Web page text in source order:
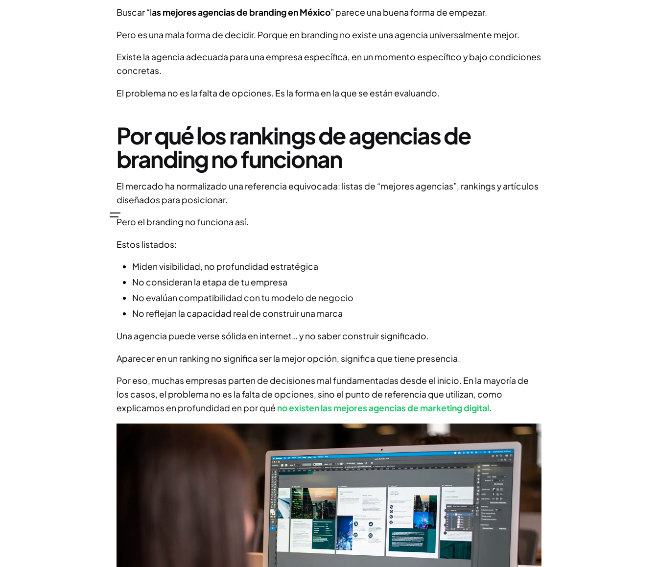
Buscar “las mejores agencias de branding en México” parece una buena forma de empezar.
Pero es una mala forma de decidir. Porque en branding no existe una agencia universalmente mejor.
Existe la agencia adecuada para una empresa específica, en un momento específico y bajo condiciones
concretas.
El problema no es la falta de opciones. Es la forma en la que se están evaluando.
Por qué los rankings de agencias de
branding no funcionan
El mercado ha normalizado una referencia equivocada: listas de “mejores agencias”, rankings y artículos
diseñados para posicionar.
Pero el branding no funciona así.
Estos listados:
Miden visibilidad, no profundidad estratégica
No consideran la etapa de tu empresa
No evalúan compatibilidad con tu modelo de negocio
No reflejan la capacidad real de construir una marca
Una agencia puede verse sólida en internet… y no saber construir significado.
Aparecer en un ranking no significa ser la mejor opción, significa que tiene presencia.
Por eso, muchas empresas parten de decisiones mal fundamentadas desde el inicio. En la mayoría de
los casos, el problema no es la falta de opciones, sino el punto de referencia que utilizan, como
explicamos en profundidad en por qué no existen las mejores agencias de marketing digital.